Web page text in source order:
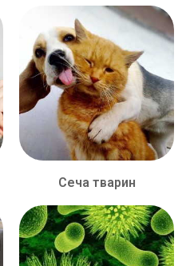
Сеча тварин